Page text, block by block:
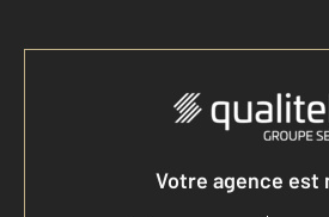
Votre agence est